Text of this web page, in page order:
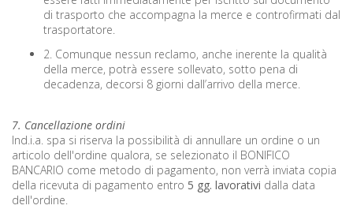
di trasporto che accompagna la merce e controfirmati dal
trasportatore.
2. Comunque nessun reclamo, anche inerente la qualità
della merce, potrà essere sollevato, sotto pena di
decadenza, decorsi 8 giorni dall’arrivo della merce.
7. Cancellazione ordini
Ind.i.a. spa si riserva la possibilità di annullare un ordine o un
articolo dell'ordine qualora, se selezionato il BONIFICO
BANCARIO come metodo di pagamento, non verrà inviata copia
della ricevuta di pagamento entro 5 gg. lavorativi dalla data
dell'ordine.